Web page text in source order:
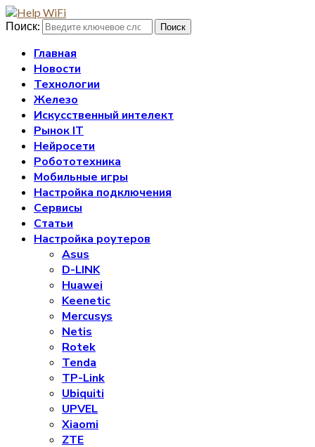
Поиск: Поиск
Главная
Новости
Технологии
Железо
Искусственный интелект
Рынок IT
Нейросети
Робототехника
Мобильные игры
Настройка подключения
Сервисы
Статьи
Настройка роутеров
Asus
D-LINK
Huawei
Keenetic
Mercusys
Netis
Rotek
Tenda
TP-Link
Ubiquiti
UPVEL
Xiaomi
ZTE